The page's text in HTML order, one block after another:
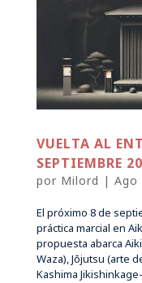
VUELTA AL
SEPTIEMBRE
por Milord | Ago
El próximo 8 de
práctica marcial en
propuesta abarca
Waza), Jōjutsu (arte
Kashima